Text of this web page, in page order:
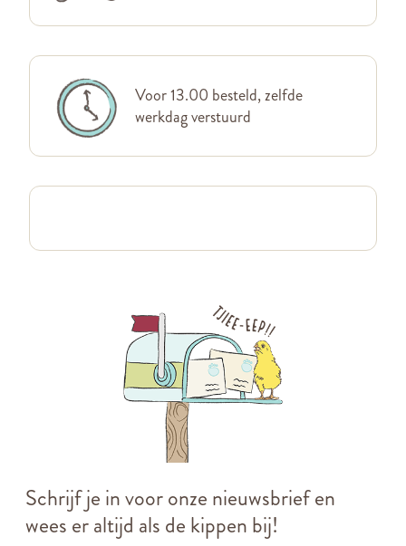
Voor 13.00 besteld, zelfde
werkdag verstuurd
Schrijf je in voor onze nieuwsbrief en
wees er altijd als de kippen bij!